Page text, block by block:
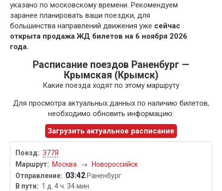
указано по московскому времени. Рекомендуем
заранее планировать ваши поездки, для
большинства направлений движения уже сейчас
открыта продажа ЖД билетов на 6 ноября 2026
года.
Расписание поездов Раненбург —
Крымская (Крымск)
Какие поезда ходят по этому маршруту
Для просмотра актуальных данных по наличию билетов,
необходимо обновить информацию:
Загрузить актуальное расписание
377Я
Москва
→ Новороссийск
03:42 Раненбург
1 д. 4 ч. 34 мин.